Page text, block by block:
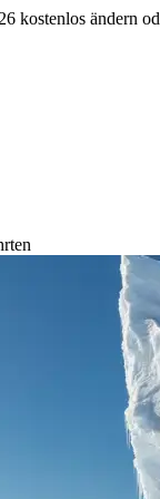
kostenlos ändern